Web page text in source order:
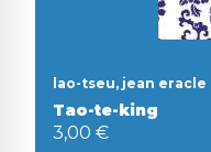
lao-tseu, jean eracle
Tao-te-king
3,00 €